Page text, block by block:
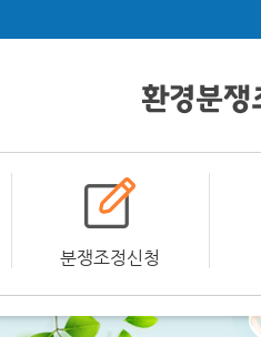
분쟁조정신청